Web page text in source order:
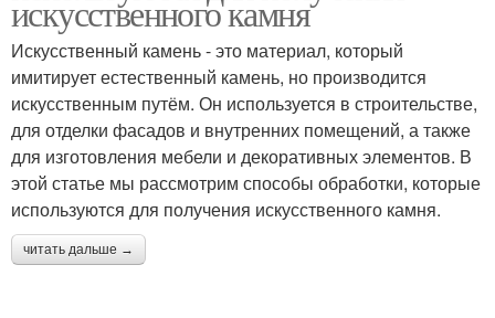
искусственного камня
Искусственный камень - это материал, который
имитирует естественный камень, но производится
искусственным путём. Он используется в строительстве,
для отделки фасадов и внутренних помещений, а также
для изготовления мебели и декоративных элементов. В
этой статье мы рассмотрим способы обработки, которые
используются для получения искусственного камня.
читать дальше →